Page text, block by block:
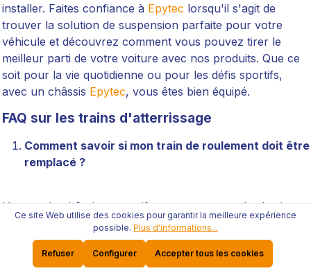
installer. Faites confiance à Epytec lorsqu'il s'agit de
trouver la solution de suspension parfaite pour votre
véhicule et découvrez comment vous pouvez tirer le
meilleur parti de votre voiture avec nos produits. Que ce
soit pour la vie quotidienne ou pour les défis sportifs,
avec un châssis Epytec, vous êtes bien équipé.
FAQ sur les trains d'atterrissage
Comment savoir si mon train de roulement doit être
remplacé ?
L'usure du châssis se manifeste souvent par des bruits
inhabituels tels que des cliquetis ou des grondements sur
des routes inégales, une conduite spongieuse ou une
usure inégale des pneus. Une réponse plus faible de la
Ce site Web utilise des cookies pour garantir la meilleure expérience
possible. Plus d'informations...
Refuser Configurer Accepter tous les cookies